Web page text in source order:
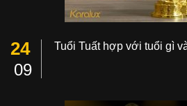
24
09
Tuổi Tuất hợp với tuổi gì